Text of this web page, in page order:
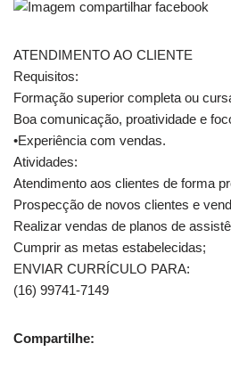
ATENDIMENTO AO CLIENTE
Requisitos:
Formação superior completa ou
Boa comunicação, proatividade e
•Experiência com vendas.
Atividades:
Atendimento aos clientes de forma
Prospecção de novos clientes e
Realizar vendas de planos de
Cumprir as metas estabelecidas;
ENVIAR CURRÍCULO PARA:
(16) 99741-7149
Compartilhe: